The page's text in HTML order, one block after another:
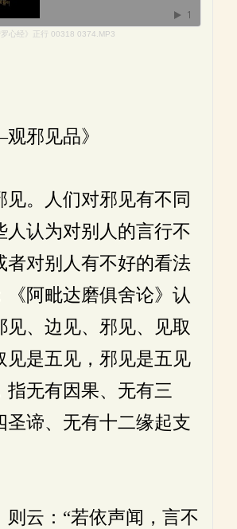
罗心经》正行 00318 0374.MP3
邪见品》
见。人们对邪见有不同
人认为对别人的言行不
者对别人有不好的看法
《阿毗达磨俱舍论》认
见、边见、邪见、见取
见是五见，邪见是五见
指无有因果、无有三
圣谛、无有十二缘起支
则云：“若依声闻，言不